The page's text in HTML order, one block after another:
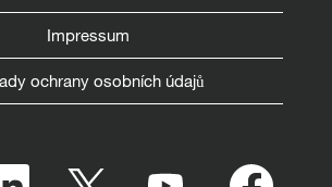
Impressum
ochrany osobních údajů
O
O